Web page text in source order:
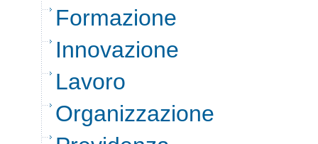
Formazione
Innovazione
Lavoro
Organizzazione